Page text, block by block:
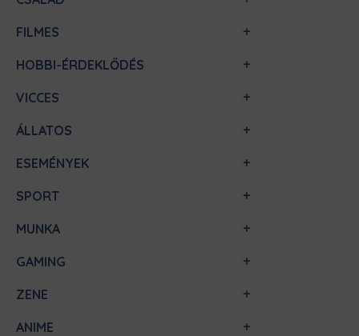
FILMES
HOBBI-ÉRDEKLŐDÉS
VICCES
ÁLLATOS
ESEMÉNYEK
SPORT
MUNKA
GAMING
ZENE
ANIME